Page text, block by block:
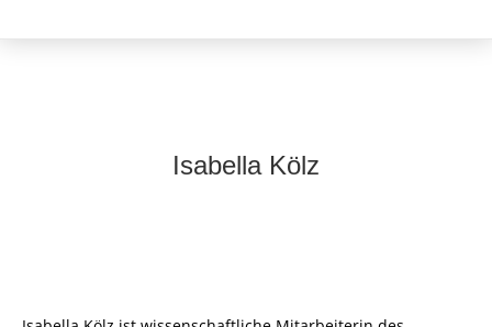
Isabella Kölz